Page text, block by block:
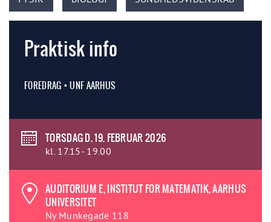
Praktisk info
FOREDRAG • UNF AARHUS
TORSDAG D. 19. FEBRUAR 2026
kl. 17.15- 19.00
AUDITORIUM E, INSTITUT FOR MATEMATIK, AARHUS
UNIVERSITET
Ny Munkegade 118